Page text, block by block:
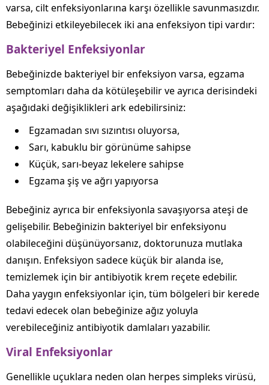
varsa, cilt enfeksiyonlarına karşı özellikle savunmasızdır.
Bebeğinizi etkileyebilecek iki ana enfeksiyon tipi vardır:
Bakteriyel Enfeksiyonlar
Bebeğinizde bakteriyel bir enfeksiyon varsa, egzama
semptomları daha da kötüleşebilir ve ayrıca derisindeki
aşağıdaki değişiklikleri ark edebilirsiniz:
Egzamadan sıvı sızıntısı oluyorsa,
Sarı, kabuklu bir görünüme sahipse
Küçük, sarı-beyaz lekelere sahipse
Egzama şiş ve ağrı yapıyorsa
Bebeğiniz ayrıca bir enfeksiyonla savaşıyorsa ateşi de
gelişebilir. Bebeğinizin bakteriyel bir enfeksiyonu
olabileceğini düşünüyorsanız, doktorunuza mutlaka
danışın. Enfeksiyon sadece küçük bir alanda ise,
temizlemek için bir antibiyotik krem ​​reçete edebilir.
Daha yaygın enfeksiyonlar için, tüm bölgeleri bir kerede
tedavi edecek olan bebeğinize ağız yoluyla
verebileceğiniz antibiyotik damlaları yazabilir.
Viral Enfeksiyonlar
Genellikle uçuklara neden olan herpes simpleks virüsü,